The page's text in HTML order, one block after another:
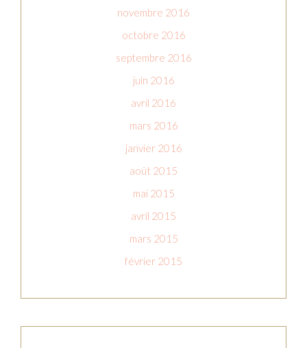
novembre 2016
octobre 2016
septembre 2016
juin 2016
avril 2016
mars 2016
janvier 2016
août 2015
mai 2015
avril 2015
mars 2015
février 2015